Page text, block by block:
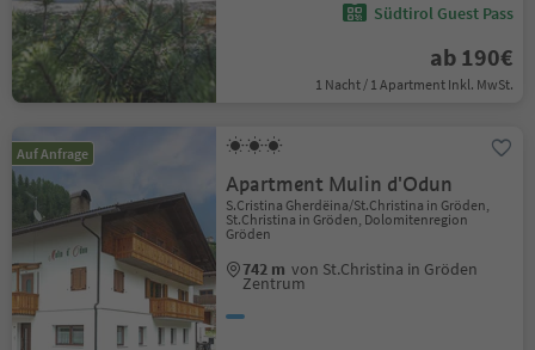
Südtirol Guest Pass
ab 190€
1 Nacht / 1 Apartment Inkl. MwSt.
Auf Anfrage
Apartment Mulin d'Odun
S.Cristina Gherdëina/St.Christina in Gröden,
St.Christina in Gröden, Dolomitenregion
Gröden
742 m von St.Christina in Gröden
Zentrum